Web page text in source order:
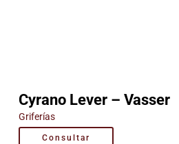
Cyrano Lever – Vasser
Griferías
Consultar